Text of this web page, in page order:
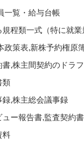
一覧・給与台帳
程類一式（特に就
政策表,新株予約権原
,株主間契約のドラ
類
,株主総会議事録
ュー報告書,監査契約
料